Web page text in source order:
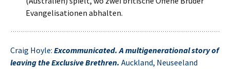
Evangelisationen abhalten.
Craig Hoyle: Excommunicated. A multigenerational story of
leaving the Exclusive Brethren. Auckland, Neuseeland